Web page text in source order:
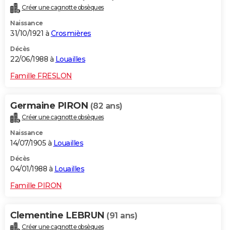
Créer une cagnotte obsèques
Naissance
31/10/1921 à Crosmières
Décès
22/06/1988 à Louailles
Famille FRESLON
Germaine PIRON (82 ans)
Créer une cagnotte obsèques
Naissance
14/07/1905 à Louailles
Décès
04/01/1988 à Louailles
Famille PIRON
Clementine LEBRUN (91 ans)
Créer une cagnotte obsèques